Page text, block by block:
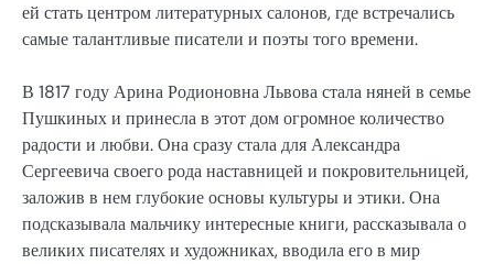
ей стать центром литературных салонов, где встречались
самые талантливые писатели и поэты того времени.
В 1817 году Арина Родионовна Львова стала няней в семье
Пушкиных и принесла в этот дом огромное количество
радости и любви. Она сразу стала для Александра
Сергеевича своего рода наставницей и покровительницей,
заложив в нем глубокие основы культуры и этики. Она
подсказывала мальчику интересные книги, рассказывала о
великих писателях и художниках, вводила его в мир